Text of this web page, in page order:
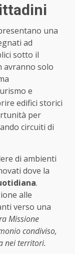
una
ad
sotto il
avranno solo
e
edifici storici
per
circuiti di
di ambienti
dove la
.
alle
verso una
Missione
condiviso,
nei territori.